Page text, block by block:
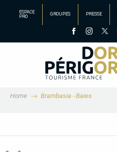
principal
ESPACE
PRO
GROUPES PRESSE
Home Brambasia - Baies